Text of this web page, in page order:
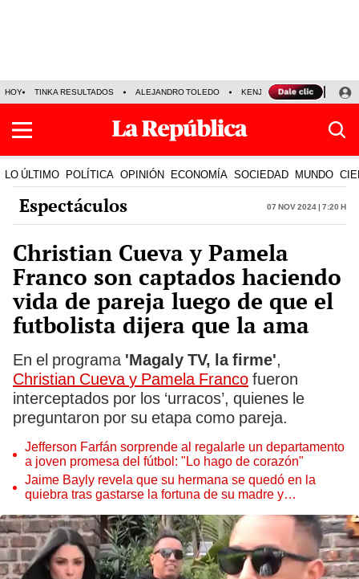
HOY TINKA RESULTADOS ALEJANDRO TOLEDO KENJI FUJIMORI
LO ÚLTIMO POLÍTICA OPINIÓN ECONOMÍA SOCIEDAD MUNDO
Espectáculos 07 Nov 2024 | 7:20 h
Christian Cueva y Pamela
Franco son captados haciendo
vida de pareja luego de que el
futbolista dijera que la ama
En el programa 'Magaly TV, la firme',
Christian Cueva y Pamela Franco fueron
interceptados por los ‘urracos’, quienes le
preguntaron por su etapa como pareja.
Jefferson Farfán sorprende al regalarle un departamento
a joven promesa del fútbol: "Lo hago de corazón"
Jaime Bayly revela que su hermana se quedó en la
quiebra tras gastarse la fortuna de su madre y